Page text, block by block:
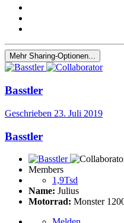
Mehr Sharing-Optionen...
Basstler
Geschrieben 23. Juli 2019
Basstler
Members
1,9Tsd
Name: Julius
Motorrad: Monster